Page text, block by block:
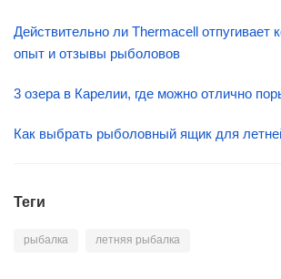
Действительно ли Thermacell отпугивает
опыт и отзывы рыболовов
3 озера в Карелии, где можно отлично
Как выбрать рыболовный ящик для
Теги
рыбалка летняя рыбалка